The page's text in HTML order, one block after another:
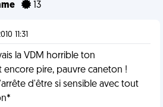
13
11:31
la VDM horrible ton
encore pire, pauvre caneton !
d'être si sensible avec tout